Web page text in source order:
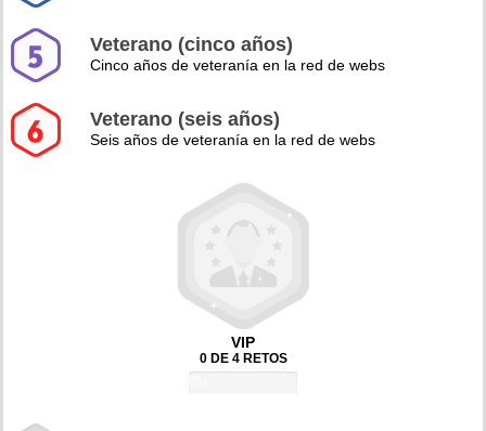
Veterano (cinco años)
Cinco años de veteranía en la red de webs
Veterano (seis años)
Seis años de veteranía en la red de webs
VIP
0 DE 4 RETOS